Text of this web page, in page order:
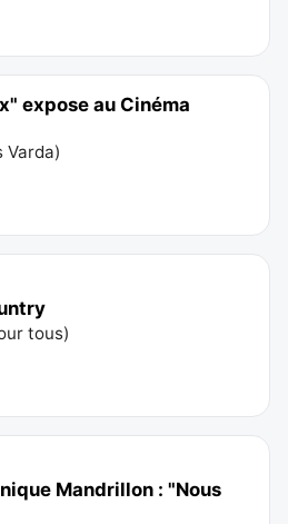
expose au Cinéma
Varda)
tous)
Mandrillon : "Nous